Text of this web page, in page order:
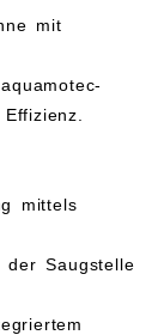
mit
mittels
der Saugstelle